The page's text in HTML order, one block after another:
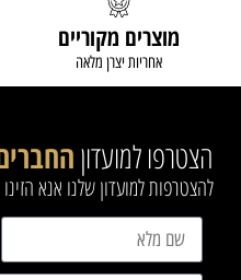
מוצרים מקוריים
אחריות יצרן מלאה
הצטרפו למועדון
להצטרפות למועדון שלנו אנא